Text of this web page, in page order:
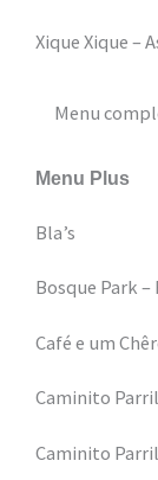
Xique Xique –
Menu
Menu Plus
Bla’s
Bosque Park
Café e um
Caminito
Caminito